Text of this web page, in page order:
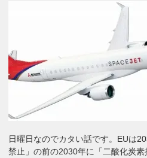
日曜日なのでカタい話です。EUは
禁止」の前の2030年に「二酸化炭